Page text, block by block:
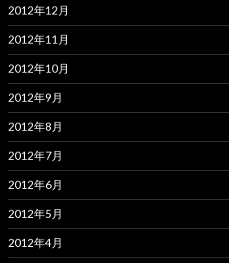
2012年12月
2012年11月
2012年10月
2012年9月
2012年8月
2012年7月
2012年6月
2012年5月
2012年4月